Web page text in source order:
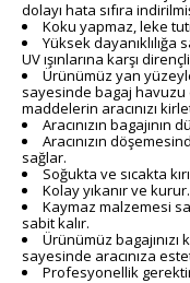
dolayı hata sıfıra
Koku yapmaz, leke
Yüksek dayanıklılığa
UV ışınlarına karşı
Ürünümüz yan
sayesinde bagaj havuzu
maddelerin aracınızı
Aracınızın bagajının
Aracınızın
sağlar.
Soğukta ve sıcakta
Kolay yıkanır ve kurur.
Kaymaz malzemesi
sabit kalır.
Ürünümüz bagajınızı
sayesinde aracınıza
Profesyonellik